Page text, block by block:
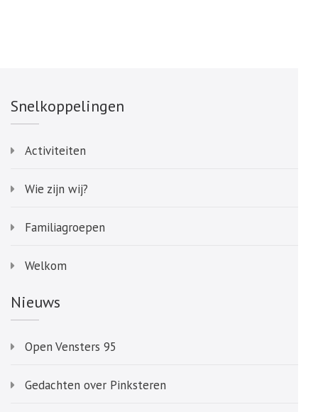
Snelkoppelingen
Activiteiten
Wie zijn wij?
Familiagroepen
Welkom
Nieuws
Open Vensters 95
Gedachten over Pinksteren